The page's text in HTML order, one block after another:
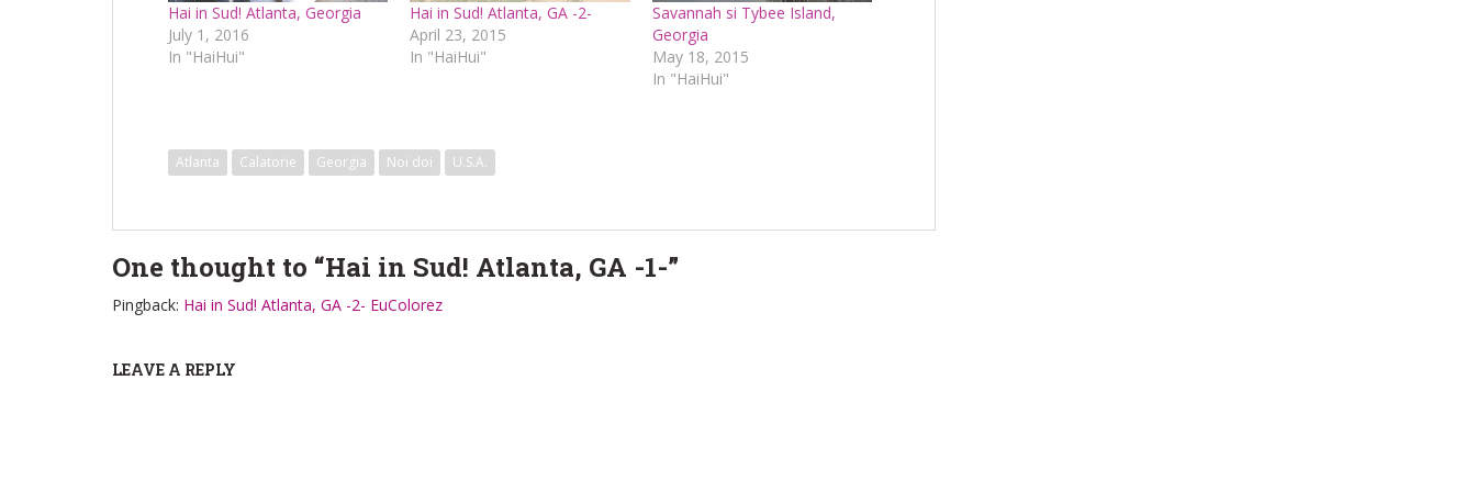
Hai in Sud! Atlanta, Georgia
July 1, 2016
In "HaiHui"
Hai in Sud! Atlanta, GA -2-
April 23, 2015
In "HaiHui"
Savannah si Tybee Island,
Georgia
May 18, 2015
In "HaiHui"
Atlanta Calatorie Georgia Noi doi U.S.A.
One thought to “Hai in Sud! Atlanta, GA -1-”
Pingback: Hai in Sud! Atlanta, GA -2- EuColorez
LEAVE A REPLY